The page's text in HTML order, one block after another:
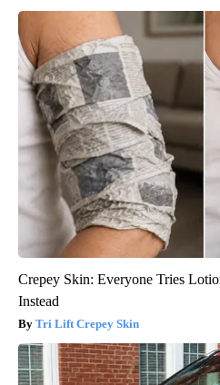
Crepey Skin: Everyone Tries
Instead
Tri Lift Crepey Skin